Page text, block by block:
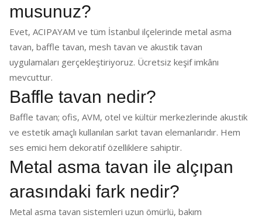
musunuz?
Evet, ACIPAYAM ve tüm İstanbul ilçelerinde metal asma
tavan, baffle tavan, mesh tavan ve akustik tavan
uygulamaları gerçekleştiriyoruz. Ücretsiz keşif imkânı
mevcuttur.
Baffle tavan nedir?
Baffle tavan; ofis, AVM, otel ve kültür merkezlerinde akustik
ve estetik amaçlı kullanılan sarkıt tavan elemanlarıdır. Hem
ses emici hem dekoratif özelliklere sahiptir.
Metal asma tavan ile alçıpan
arasındaki fark nedir?
Metal asma tavan sistemleri uzun ömürlü, bakım